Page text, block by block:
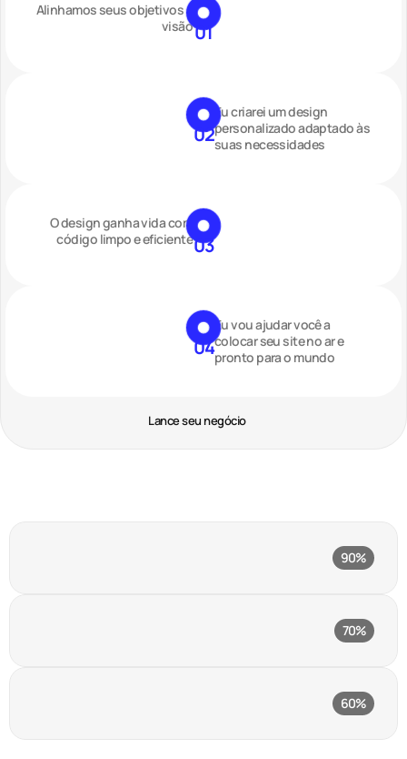
Alinhamos seus objetivos e
visão01
Eu criarei um design
personalizado adaptado às
suas necessidades
02
O design ganha vida com
código limpo e eficiente03
Eu vou ajudar você a
colocar seu site no ar e
pronto para o mundo
04
Lance seu negócio
90%
70%
60%